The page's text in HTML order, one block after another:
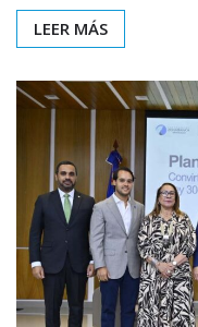
LEER MÁS